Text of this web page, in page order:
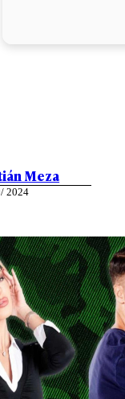
Meza
2024